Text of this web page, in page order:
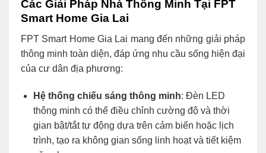
Các Giải Pháp Nhà Thông Minh Tại FPT
Smart Home Gia Lai
FPT Smart Home Gia Lai mang đến những giải pháp
thông minh toàn diện, đáp ứng nhu cầu sống hiện đại
của cư dân địa phương:
Hệ thống chiếu sáng thông minh: Đèn LED
thông minh có thể điều chỉnh cường độ và thời
gian bật/tắt tự động dựa trên cảm biến hoặc lịch
trình, tạo ra không gian sống linh hoạt và tiết kiệm